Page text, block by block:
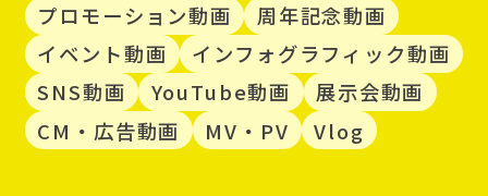
プロモーション動画
周年記念動画
イベント動画
インフォグラフィック動画
SNS動画
YouTube動画
展示会動画
CM・広告動画
MV・PV Vlog